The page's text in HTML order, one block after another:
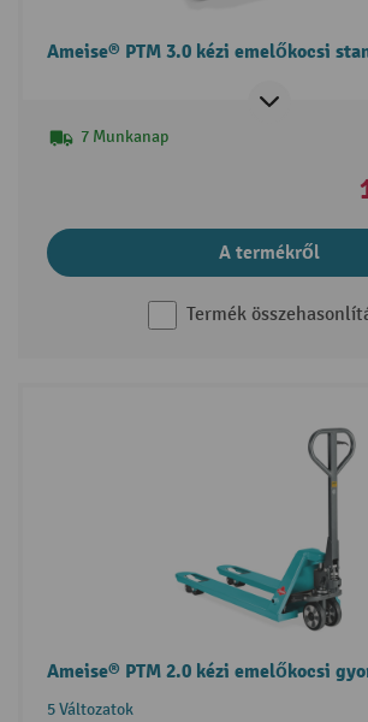
Ameise® PTM 3.0 kézi emelőkocsi
7 Munkanap
A termékről
Termék
Ameise® PTM 2.0 kézi emelőkocsi
5 Változatok